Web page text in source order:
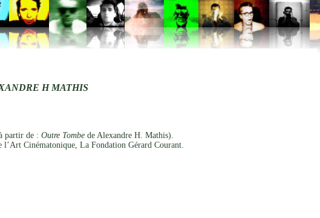
H MATHIS
partir de :Outre Tombe de Alexandre H. Mathis).
Cinématonique, La Fondation Gérard Courant.